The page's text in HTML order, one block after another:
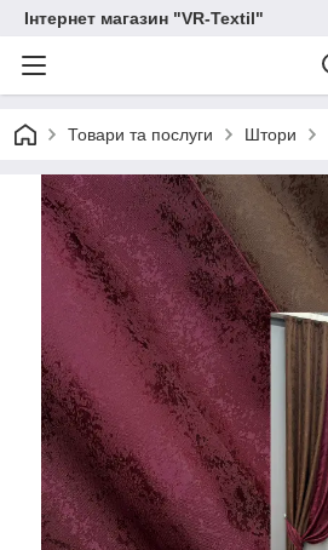
Інтернет магазин "VR-Textil"
Товари та послуги Штори